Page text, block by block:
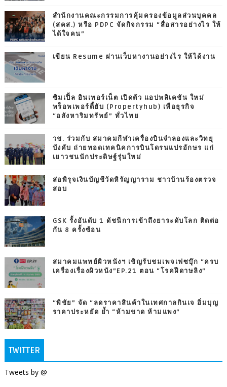
สำนักงานคณะกรรมการคุ้มครองข้อมูลส่วนบุคคล
(สคส.) หรือ PDPC จัดกิจกรรม “สื่อสารอย่างไร ให้
ได้ใจคน”
เขียน Resume ผ่านเว็บหางานอย่างไร ให้ได้งาน
ซิมเปิ้ล อินเทอร์เน็ต เปิดตัว แอปพลิเคชัน ใหม่
พร็อพเพอร์ตี้ฮับ (Propertyhub) เพื่อธุรกิจ
“อสังหาริมทรัพย์” ทั่วไทย
วช. ร่วมกับ สมาคมกีฬาเครื่องบินจำลองและวิทยุ
บังคับ ถ่ายทอดเทคนิคการบินโดรนแปรอักษร แก่
เยาวชนนักประดิษฐ์รุ่นใหม่
ส่อพิรุจเงินบัญชีวัดหิรัญญาราม ชาวบ้านร้องตรวจ
สอบ
GSK รั้งอันดับ 1 ดัชนีการเข้าถึงยาระดับโลก ติดต่อ
กัน 8 ครั้งซ้อน
สมาคมแพทย์ผิวหนังฯ เชิญรับชมเพจเฟซบุ๊ก “ครบ
เครื่องเรื่องผิวหนัง”EP.21 ตอน “โรคฝีดาษลิง”
“พิชัย” จัด “ลดราคาสินค้าในเทศกาลกินเจ อิ่มบุญ
ราคาประหยัด ย้ำ “ห้ามขาด ห้ามแพง”
TWITTER
Tweets by @